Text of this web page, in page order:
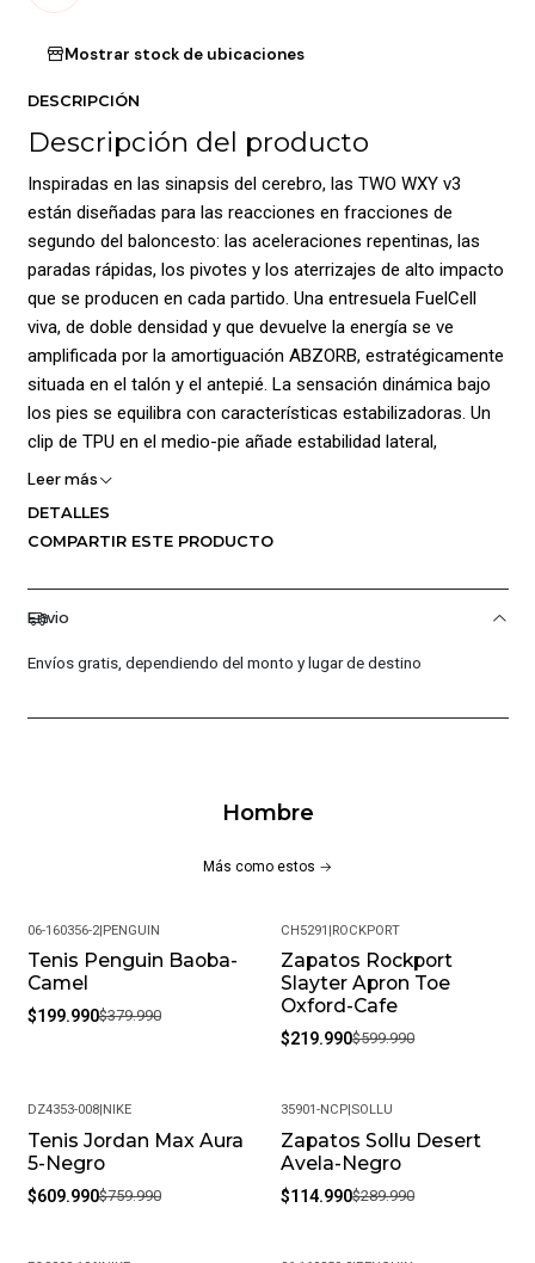
Mostrar stock de ubicaciones
DESCRIPCIÓN
Descripción del producto
Inspiradas en las sinapsis del cerebro, las TWO WXY v3
están diseñadas para las reacciones en fracciones de
segundo del baloncesto: las aceleraciones repentinas, las
paradas rápidas, los pivotes y los aterrizajes de alto impacto
que se producen en cada partido. Una entresuela FuelCell
viva, de doble densidad y que devuelve la energía se ve
amplificada por la amortiguación ABZORB, estratégicamente
situada en el talón y el antepié. La sensación dinámica bajo
los pies se equilibra con características estabilizadoras. Un
clip de TPU en el medio-pie añade estabilidad lateral,
mientras que la parte superior en textil moldeada permite un
Leer más
DETALLES
COMPARTIR ESTE PRODUCTO
Envio
Envíos gratis, dependiendo del monto y lugar de destino
Hombre
Más como estos
-47%
06-160356-2|PENGUIN
Tenis Penguin Baoba-
Camel
$199.990$379.990
-63%
CH5291 |ROCKPORT
Zapatos Rockport
Slayter Apron Toe
Oxford-Cafe
$219.990$599.990
-20%
DZ4353-008| NIKE
Tenis Jordan Max Aura
5-Negro
$609.990$759.990
-60%
35901-NCP |SOLLU
Zapatos Sollu Desert
Avela-Negro
$114.990$289.990